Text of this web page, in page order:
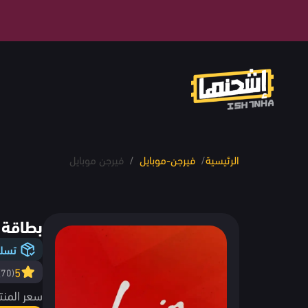
الرئيسية/ فيرجن-موبايل / فيرجن موبايل
بطاقة رصيد 15
5
(70)
سعر